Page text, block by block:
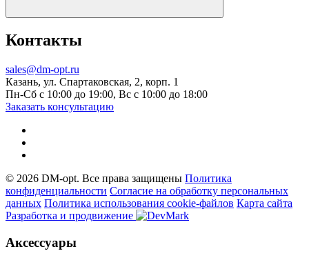
Контакты
sales@dm-opt.ru
Казань, ул. Спартаковская, 2, корп. 1
Пн-Сб с 10:00 до 19:00, Вс с 10:00 до 18:00
Заказать консультацию
© 2026 DM-opt. Все права защищены Политика
конфиденциальности Согласие на обработку персональных
данных Пoлитикa иcпoльзoвaния cookie-фaйлoв Карта сайта
Разработка и продвижение
Аксессуары